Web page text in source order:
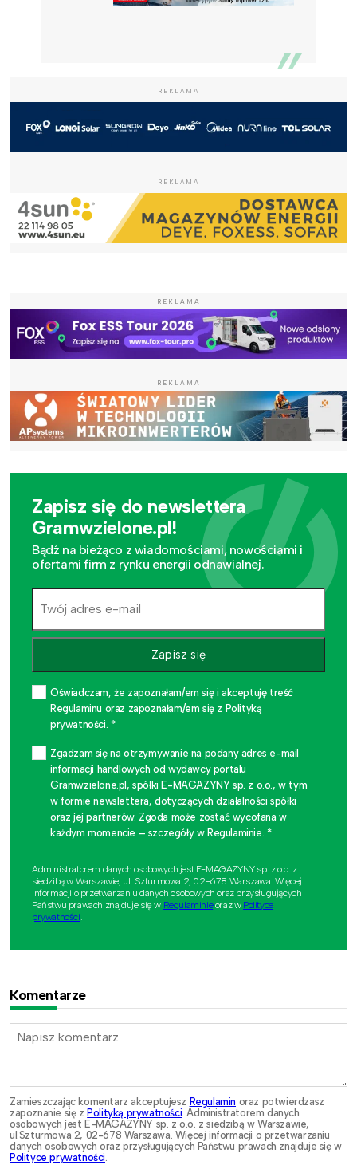
REKLAMA
REKLAMA
REKLAMA
REKLAMA
Zapisz się do newslettera
Gramwzielone.pl!
Bądź na bieżąco z wiadomościami, nowościami i
ofertami firm z rynku energii odnawialnej.
Zapisz się
Oświadczam, że zapoznałam/em się i akceptuję treść
Regulaminu oraz zapoznałam/em się z Polityką
prywatności. *
Zgadzam się na otrzymywanie na podany adres e-mail
informacji handlowych od wydawcy portalu
Gramwzielone.pl, spółki E-MAGAZYNY sp. z o.o., w tym
w formie newslettera, dotyczących działalności spółki
oraz jej partnerów. Zgoda może zostać wycofana w
każdym momencie – szczegóły w Regulaminie. *
Administratorem danych osobowych jest E-MAGAZYNY sp. z o.o. z
siedzibą w Warszawie, ul. Szturmowa 2, 02-678 Warszawa. Więcej
informacji o przetwarzaniu danych osobowych oraz przysługujących
Państwu prawach znajduje się w Regulaminieoraz w Polityce
prywatności
Komentarze
Zamieszczając komentarz akceptujesz Regulamin oraz potwierdzasz
zapoznanie się z Polityką prywatności. Administratorem danych
osobowych jest E-MAGAZYNY sp. z o.o. z siedzibą w Warszawie,
ul.Szturmowa 2, 02-678 Warszawa. Więcej informacji o przetwarzaniu
danych osobowych oraz przysługujących Państwu prawach znajduje się w
Polityce prywatności.